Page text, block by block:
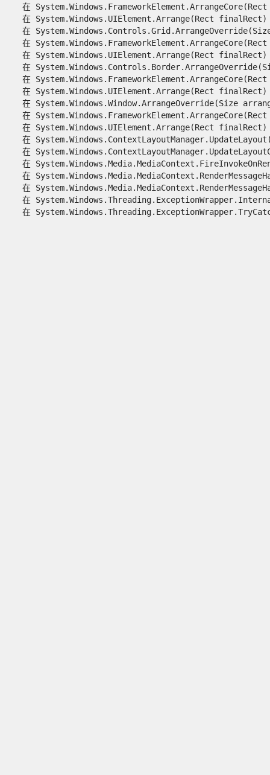
在 System.Windows.FrameworkElement.ArrangeCore(Rect
   在 System.Windows.UIElement.Arrange(Rect finalRect)
在
在 System.Windows.FrameworkElement.ArrangeCore(Rect
   在 System.Windows.UIElement.Arrange(Rect finalRect)
在
在 System.Windows.FrameworkElement.ArrangeCore(Rect
   在 System.Windows.UIElement.Arrange(Rect finalRect)
在 System.Windows.Window.ArrangeOverride(Size
在 System.Windows.FrameworkElement.ArrangeCore(Rect
   在 System.Windows.UIElement.Arrange(Rect finalRect)
在
在
在
在
在
在
在